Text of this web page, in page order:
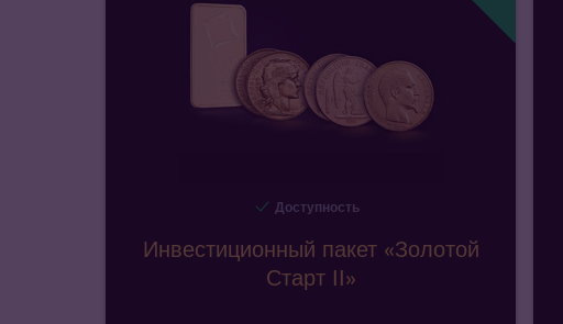
Доступность
Инвестиционный пакет «Золотой
Старт II»